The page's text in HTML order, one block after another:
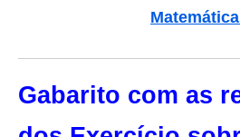
Matemática
Gabarito com as